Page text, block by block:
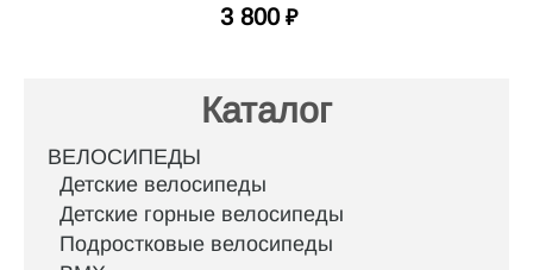
3 800 ₽
Каталог
ВЕЛОСИПЕДЫ
Детские велосипеды
Детские горные велосипеды
Подростковые велосипеды